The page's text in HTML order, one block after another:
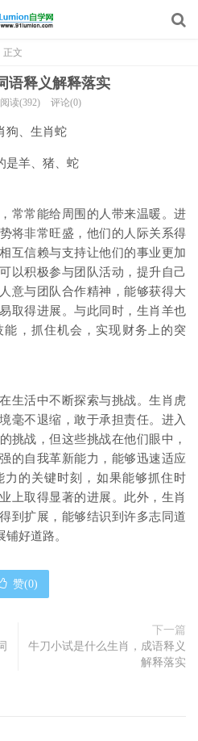
正文
语释义解释落实
阅读(392) 评论(0)
狗、生肖蛇
是羊、猪、蛇
常常能给周围的人带来温暖。进
将非常旺盛，他们的人际关系得
互信赖与支持让他们的事业更加
以积极参与团队活动，提升自己
意与团队合作精神，能够获得大
取得进展。与此同时，生肖羊也
，抓住机会，实现财务上的突
生活中不断探索与挑战。生肖虎
毫不退缩，敢于承担责任。进入
挑战，但这些挑战在他们眼中，
的自我革新能力，能够迅速适应
的关键时刻，如果能够抓住时
上取得显著的进展。此外，生肖
到扩展，能够结识到许多志同道
好道路。
赞(0)
下一篇
牛刀小试是什么生肖，成语释义
解释落实